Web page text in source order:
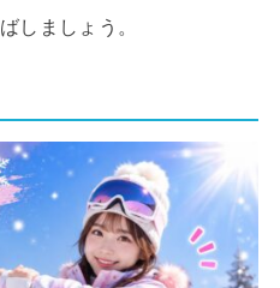
しましょう。